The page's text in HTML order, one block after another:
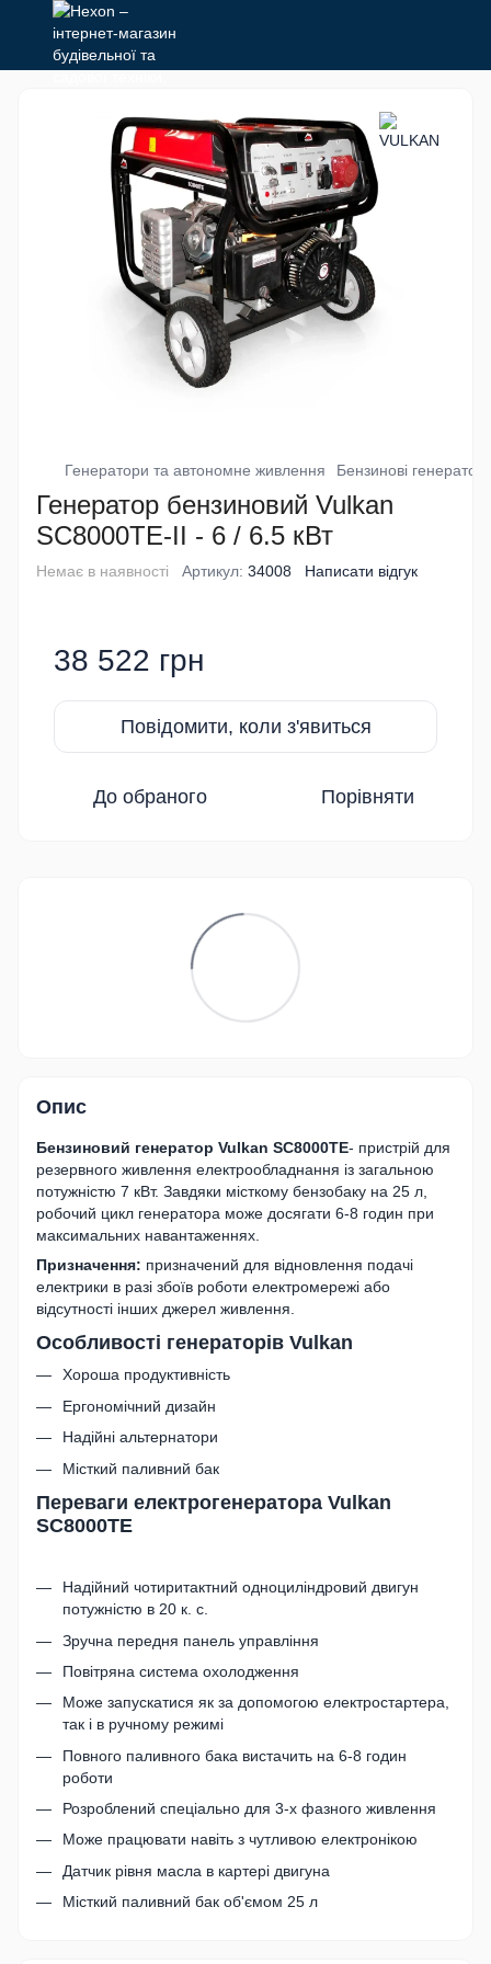
Генератори та автономне живлення Бензинові
Генератор бензиновий Vulkan
SC8000TE-II - 6 / 6.5 кВт
Немає в наявності Артикул: 34008 Написати відгук
38 522 грн
Повідомити, коли з'явиться
До обраного Порівняти
Опис
Бензиновий генератор Vulkan SC8000TE- пристрій для
резервного живлення електрообладнання із загальною
потужністю 7 кВт. Завдяки місткому бензобаку на 25 л,
робочий цикл генератора може досягати 6-8 годин при
максимальних навантаженнях.
Призначення: призначений для відновлення подачі
електрики в разі збоїв роботи електромережі або
відсутності інших джерел живлення.
Особливості генераторів Vulkan
Хороша продуктивність
Ергономічний дизайн
Надійні альтернатори
Місткий паливний бак
Переваги електрогенератора Vulkan
SC8000TE
Надійний чотиритактний одноциліндровий двигун
потужністю в 20 к. с.
Зручна передня панель управління
Повітряна система охолодження
Може запускатися як за допомогою електростартера,
так і в ручному режимі
Повного паливного бака вистачить на 6-8 годин
роботи
Розроблений спеціально для 3-х фазного живлення
Може працювати навіть з чутливою електронікою
Датчик рівня масла в картері двигуна
Місткий паливний бак об'ємом 25 л